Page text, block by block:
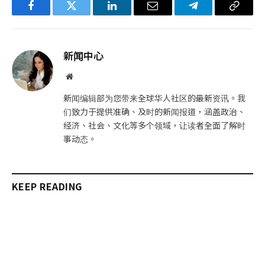
FacebookTwitter LinkedIn电
Telegram复
新闻中心
网
新闻编辑部为您带来全球华人社区的最新资讯。我
们致力于提供准确、及时的新闻报道，涵盖政治、
经济、社会、文化等多个领域，让读者全面了解时
事动态。
KEEP READING